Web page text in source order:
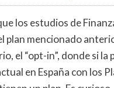
los estudios de
plan mencionado
el “opt-in”, donde si
en España con los